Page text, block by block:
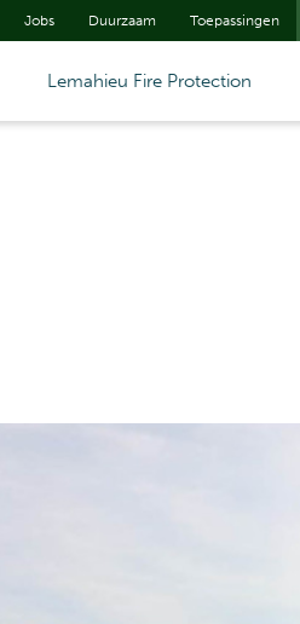
Jobs Duurzaam Toepassingen
Lemahieu Fire Protection